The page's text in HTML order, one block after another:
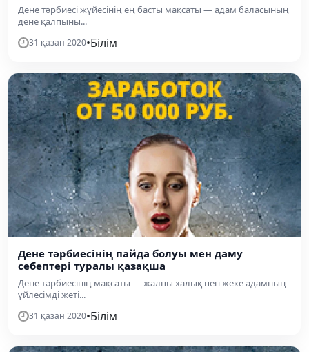
Дене тәрбиесі жүйесінің ең басты мақсаты — адам баласының
дене қалпыны...
31 қазан 2020•Білім
Дене тәрбиесінің пайда болуы мен даму
себептері туралы қазақша
Дене тәрбиесінің мақсаты — жалпы халық пен жеке адамның
үйлесімді жеті...
31 қазан 2020•Білім